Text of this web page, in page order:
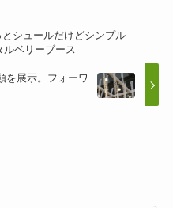
とシュールだけどシンプル
ベリーブース
を展示。フォーワ